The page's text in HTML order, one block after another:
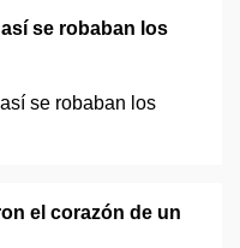
se robaban los
el corazón de un